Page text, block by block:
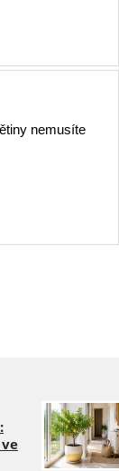
nemusíte